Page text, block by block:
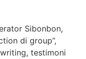
Sibonbon,
di group”,
testimoni